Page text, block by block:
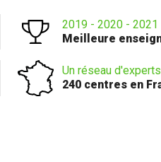
2019 - 2020 - 2021
Meilleure
Un réseau d'experts
240 centres en